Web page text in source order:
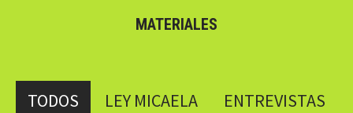
MATERIALES
TODOS LEY MICAELA
ENTREVISTAS